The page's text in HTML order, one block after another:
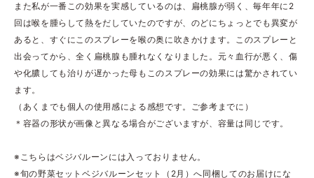
また私が一番この効果を実感しているのは、扁桃腺が弱く、毎年年に2
回は喉を腫らして熱をだしていたのですが、のどにちょっとでも異変が
あると、すぐにこのスプレーを喉の奥に吹きかけます。このスプレーと
出会ってから、全く扁桃腺も腫れなくなりました。元々血行が悪く、傷
や化膿しても治りが遅かった母もこのスプレーの効果には驚かされてい
ます。
（あくまでも個人の使用感による感想です。ご参考までに）
＊容器の形状が画像と異なる場合がございますが、容量は同じです。
※こちらはベジバルーンには入っておりません。
※旬の野菜セットベジバルーンセット（2月）へ同梱してのお届けにな